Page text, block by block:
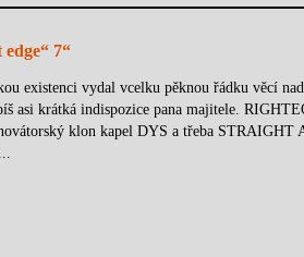
7“
existenci vydal vcelku pěknou řádku věcí
asi krátká indispozice pana majitele.
klon kapel DYS a třeba STRAIGHT